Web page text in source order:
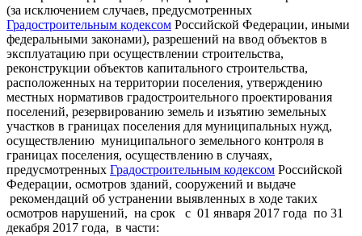
(за исключением случаев, предусмотренных
Градостроительным кодексом Российской Федерации, иными
федеральными законами), разрешений на ввод объектов в
эксплуатацию при осуществлении строительства,
реконструкции объектов капитального строительства,
расположенных на территории поселения, утверждению
местных нормативов градостроительного проектирования
поселений, резервированию земель и изъятию земельных
участков в границах поселения для муниципальных нужд,
осуществлению муниципального земельного контроля в
границах поселения, осуществлению в случаях,
предусмотренных Градостроительным кодексом Российской
Федерации, осмотров зданий, сооружений и выдаче
рекомендаций об устранении выявленных в ходе таких
осмотров нарушений, на срок с 01 января 2017 года по 31
декабря 2017 года, в части: